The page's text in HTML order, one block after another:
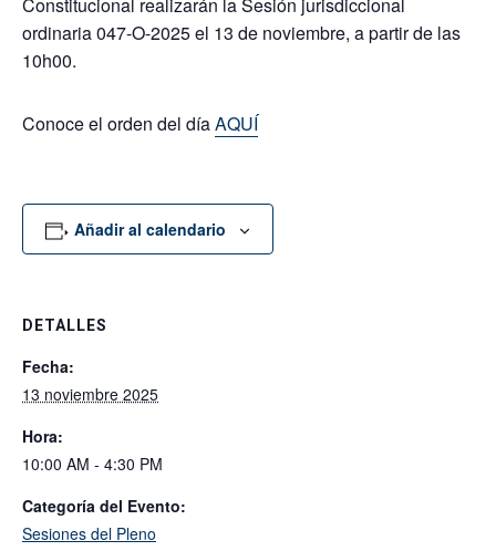
ordinaria 047-O-2025 el 13 de noviembre, a partir de las
10h00.
Conoce el orden del díaAQUÍ
Añadir al calendario
DETALLES
Fecha:
13 noviembre 2025
Hora:
10:00 AM - 4:30 PM
Categoría del Evento:
Sesiones del Pleno